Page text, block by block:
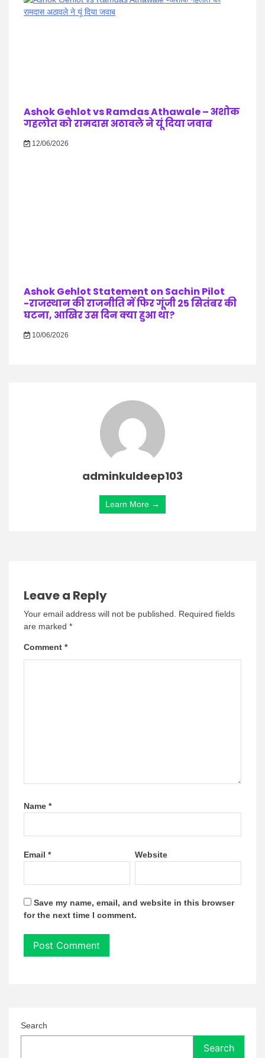
Ashok Gehlot vs Ramdas Athawale – अशोक
गहलोत को रामदास अठावले ने यूं दिया जवाब
12/06/2026
Ashok Gehlot Statement on Sachin Pilot
-राजस्थान की राजनीति में फिर गूंजी 25 सितंबर की
घटना, आखिर उस दिन क्या हुआ था?
10/06/2026
adminkuldeep103
Learn More →
Leave a Reply
Your email address will not be published.
Required fields
are marked *
Comment *
Name *
Email * Website
Save my name, email, and website in this browser
for the next time I comment.
Search
Search